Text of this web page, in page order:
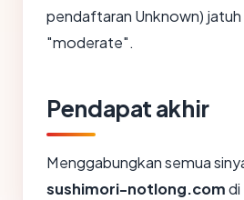
pendaftaran Unknown) jatuh
"moderate".
Pendapat akhir
Menggabungkan semua
sushimori-notlong.comdi